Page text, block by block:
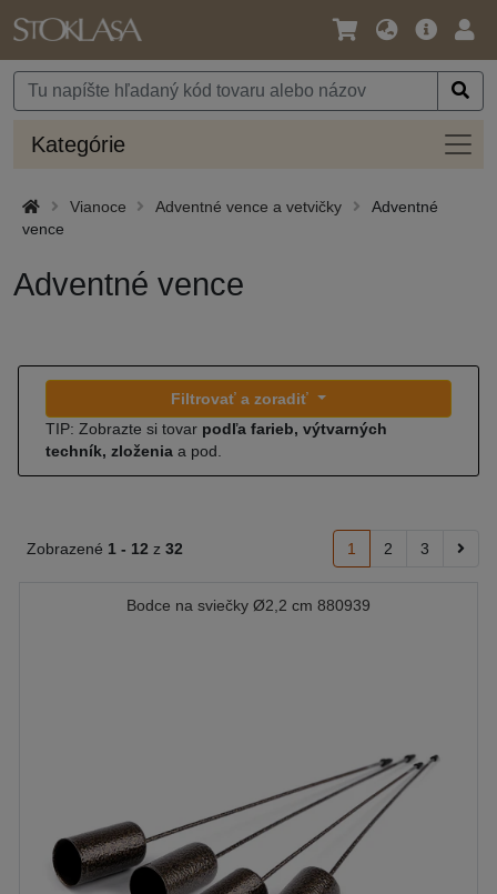
Jazyk
Mena
Hlavná
Kategórie
Vianoce Adventné vence a vetvičky
Adventné
vence
Adventné vence
Filtrovať a zoradiť
TIP: Zobrazte si tovar podľa farieb, výtvarných
techník, zloženia a pod.
Zobrazené 1 - 12 z 32 1 2 3
Bodce na sviečky Ø2,2 cm 880939